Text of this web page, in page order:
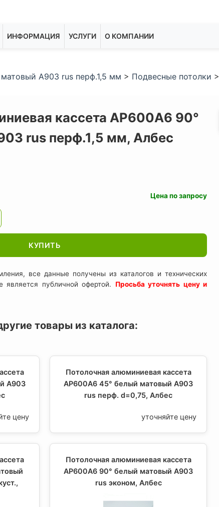
ИНФОРМАЦИЯ УСЛУГИ О КОМПАНИИ
А903 rus перф.1,5 мм > Подвесные потолки >
кассета AP600A6 90°
rus перф.1,5 мм, Албес
Цена по запросу
КУПИТЬ
все данные получены из каталогов и технических
является публичной офертой. Просьба уточнять цену и
товары из каталога:
А903
цену
Потолочная алюминиевая кассета
AP600A6 45° белый матовый А903
rus перф. d=0,75, Албес
уточняйте цену
Потолочная алюминиевая кассета
AP600A6 90° белый матовый А903
rus эконом, Албес